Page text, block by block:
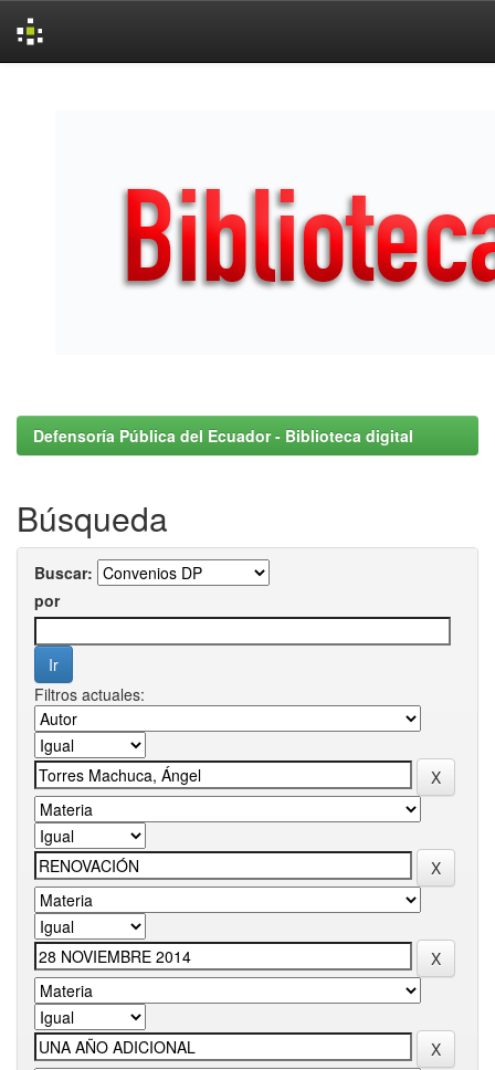
Defensoría Pública del Ecuador - Biblioteca digital
Búsqueda
Buscar:
por
Filtros actuales: